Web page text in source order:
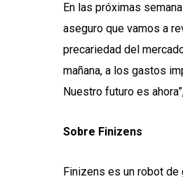
En las próximas
aseguro que vamos a
precariedad del
mañana, a los gastos
Nuestro futuro es
Sobre Finizens
Finizens es un robot